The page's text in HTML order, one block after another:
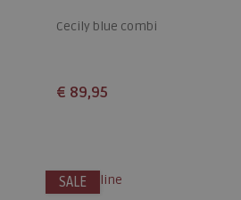
Cecily blue combi
€ 89,95
SALE
alleen online